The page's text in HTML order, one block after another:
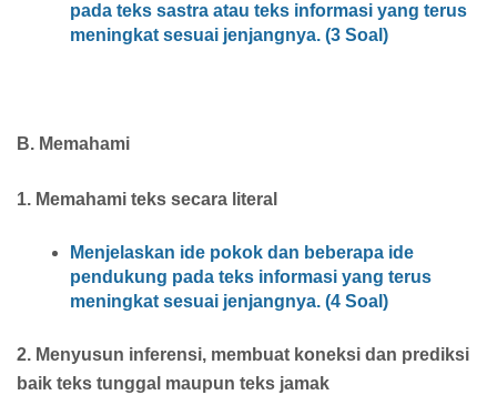
pada teks sastra atau teks informasi yang terus
meningkat sesuai jenjangnya. (3 Soal)
B. Memahami
1. Memahami teks secara literal
Menjelaskan ide pokok dan beberapa ide
pendukung pada teks informasi yang terus
meningkat sesuai jenjangnya. (4 Soal)
2. Menyusun inferensi, membuat koneksi dan prediksi
baik teks tunggal maupun teks jamak